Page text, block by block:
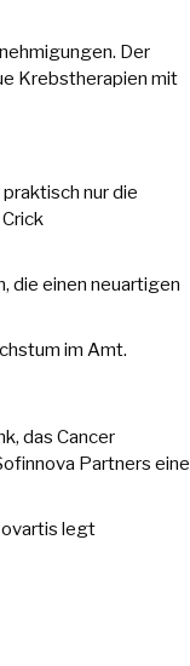
Der
Krebstherapien mit
nur die
die einen neuartigen
im Amt.
das Cancer
Partners eine
legt